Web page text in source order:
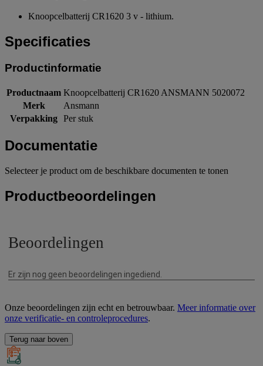
Knoopcelbatterij CR1620 3 v - lithium.
Specificaties
Productinformatie
Productnaam Knoopcelbatterij CR1620 ANSMANN 5020072
Merk
Ansmann
Verpakking Per stuk
Documentatie
Selecteer je product om de beschikbare documenten te tonen
Productbeoordelingen
Onze beoordelingen zijn echt en betrouwbaar. Meer informatie over
onze verificatie- en controleprocedures.
Terug naar boven